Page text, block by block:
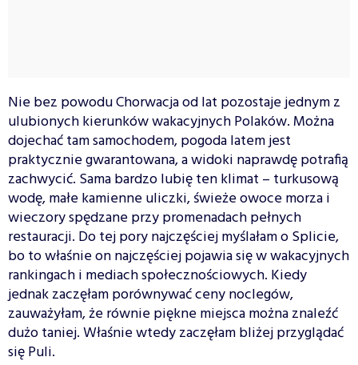
Nie bez powodu Chorwacja od lat pozostaje jednym z
ulubionych kierunków wakacyjnych Polaków. Można
dojechać tam samochodem, pogoda latem jest
praktycznie gwarantowana, a widoki naprawdę potrafią
zachwycić. Sama bardzo lubię ten klimat – turkusową
wodę, małe kamienne uliczki, świeże owoce morza i
wieczory spędzane przy promenadach pełnych
restauracji. Do tej pory najczęściej myślałam o Splicie,
bo to właśnie on najczęściej pojawia się w wakacyjnych
rankingach i mediach społecznościowych. Kiedy
jednak zaczęłam porównywać ceny noclegów,
zauważyłam, że równie piękne miejsca można znaleźć
dużo taniej. Właśnie wtedy zaczęłam bliżej przyglądać
się Puli.